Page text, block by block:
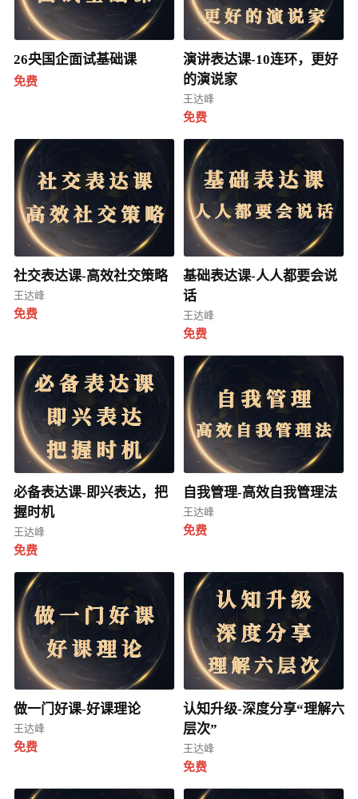
26央国企面试基础课
免费
演讲表达课-10连环，更好
的演说家
王达峰
免费
社交表达课-高效社交策略
王达峰
免费
基础表达课-人人都要会说
话
王达峰
免费
必备表达课-即兴表达，把
握时机
王达峰
免费
自我管理-高效自我管理法
王达峰
免费
做一门好课-好课理论
王达峰
免费
认知升级-深度分享“理解六
层次”
王达峰
免费